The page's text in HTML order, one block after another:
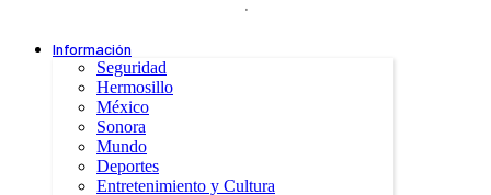
Información
Seguridad
Hermosillo
México
Sonora
Mundo
Deportes
Entretenimiento y Cultura